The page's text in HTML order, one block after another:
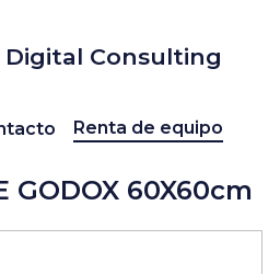
Digital Consulting
Renta de equipo
GODOX 60X60cm